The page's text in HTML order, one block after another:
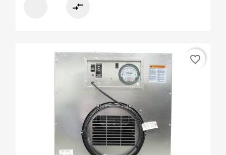
compare_arrows
favorite_border